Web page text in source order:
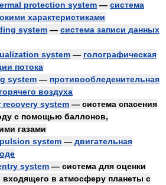
protection system — система
характеристиками
system — система записи данных
system — голографическая
потока
system — противообледенительная
воздуха
system — система спасения
с помощью баллонов,
газами
system — двигательная
system — система для оценки
входящего в атмосферу планеты с